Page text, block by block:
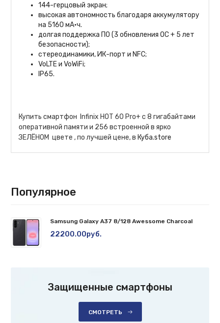
144-герцовый экран;
высокая автономность благодаря аккумулятору
на 5160 мА·ч.
долгая поддержка ПО (3 обновления ОС + 5 лет
безопасности);
стереодинамики, ИК-порт и NFC;
VoLTEиVoWiFi;
IP65.
Купить смартфон Infinix HOT 60 Pro+ с 8 гигабайтами
оперативной памяти и 256 встроенной в ярко
ЗЕЛЁНОМ цвете , по лучшей цене, в Куба.store
Популярное
Samsung Galaxy A37 8/128 Awessome Charcoal
22200.00руб.
Защищенные смартфоны
СМОТРЕТЬ